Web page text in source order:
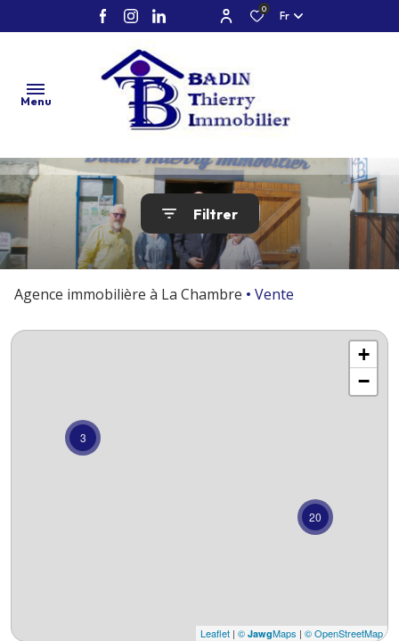
0
Fr
Menu
accueil
location
viager
Filtrer
Agence immobilière à La Chambre Vente
20
3
+
−
Leaflet | © JawgMaps | © OpenStreetMap